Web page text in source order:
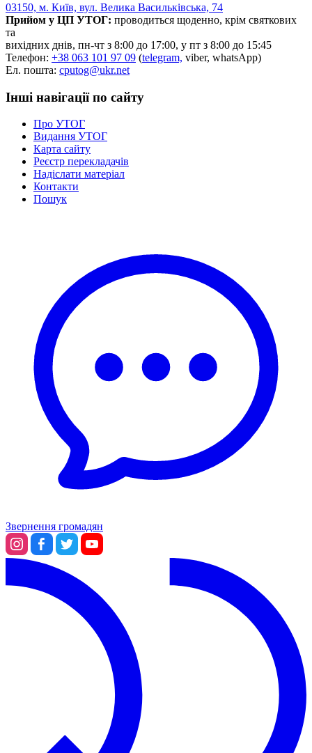
03150, м. Київ, вул. Велика Васильківська, 74
Прийом у ЦП УТОГ: проводиться щоденно, крім святкових
та
вихідних днів, пн-чт з 8:00 до 17:00, у пт з 8:00 до 15:45
Телефон: +38 063 101 97 09 (telegram, viber, whatsApp)
Ел. пошта: cputog@ukr.net
Інші навігації по сайту
Про УТОГ
Видання УТОГ
Карта сайту
Реєстр перекладачів
Надіслати матеріал
Контакти
Пошук
Звернення громадян